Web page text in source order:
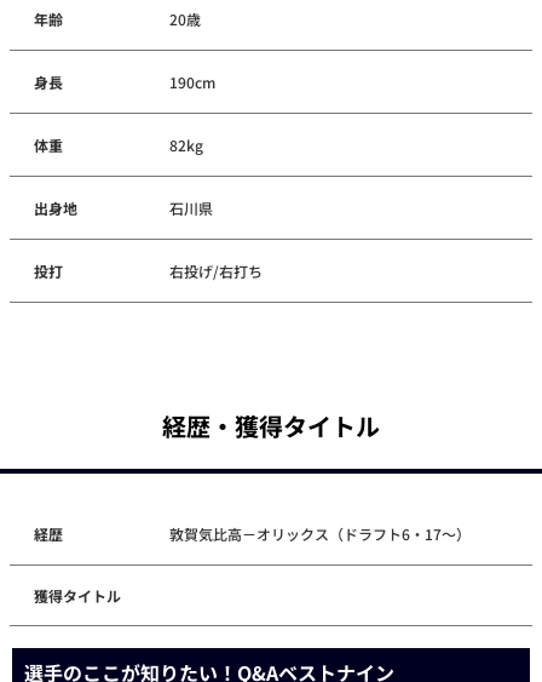
年齢 20歳
身長 190cm
体重 82kg
出身地 石川県
投打 右投げ/右打ち
経歴・獲得タイトル
経歴 敦賀気比高－オリックス（ドラフト6・17～）
獲得タイトル
選手のここが知りたい！Q&Aベストナイン